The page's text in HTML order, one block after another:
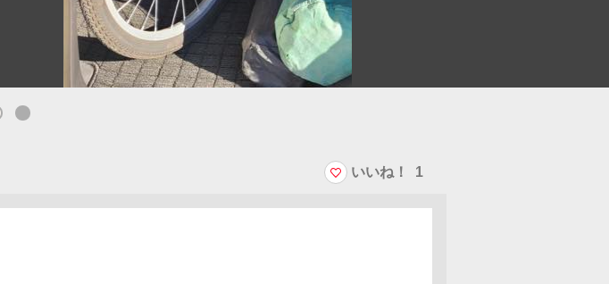
いいね！ 1